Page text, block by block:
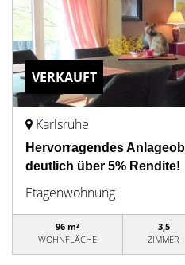
VERKAUFT
Karlsruhe
Hervorragendes
deutlich über 5% Rendite!
Etagenwohnung
96 m²
WOHNFLÄCHE
3,5
ZIMMER